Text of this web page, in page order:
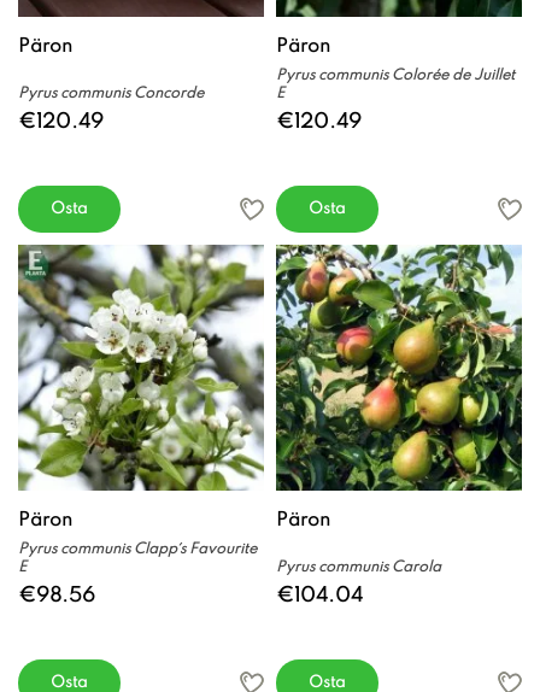
Päron
Pyrus communis Concorde
€120.49
Osta
Päron
Pyrus communis Colorée de Juillet
E
€120.49
Osta
Päron
Pyrus communis Clapp´s Favourite
E
€98.56
Osta
Päron
Pyrus communis Carola
€104.04
Osta